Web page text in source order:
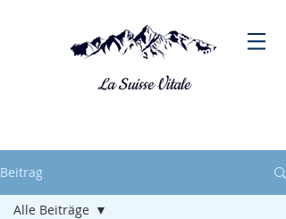
La Suisse Vitale
Beitrag
Alle Beiträge